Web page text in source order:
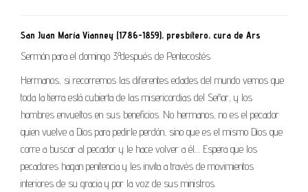
San Juan María Vianney (1786-1859), presbítero, cura de Ars
Sermón para el domingo 3º después de Pentecostés
Hermanos, si recorremos las diferentes edades del mundo vemos que
toda la tierra está cubierta de las misericordias del Señor, y los
hombres envueltos en sus beneficios. No hermanos, no es el pecador
quien vuelve a Dios para pedirle perdón, sino que es el mismo Dios que
corre a buscar al pecador y le hace volver a él… Espera que los
pecadores hagan penitencia y les invita a través de movimientos
interiores de su gracia y por la voz de sus ministros.